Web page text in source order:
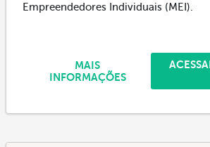
Empreendedores Individuais (MEI).
MAIS
INFORMAÇÕES